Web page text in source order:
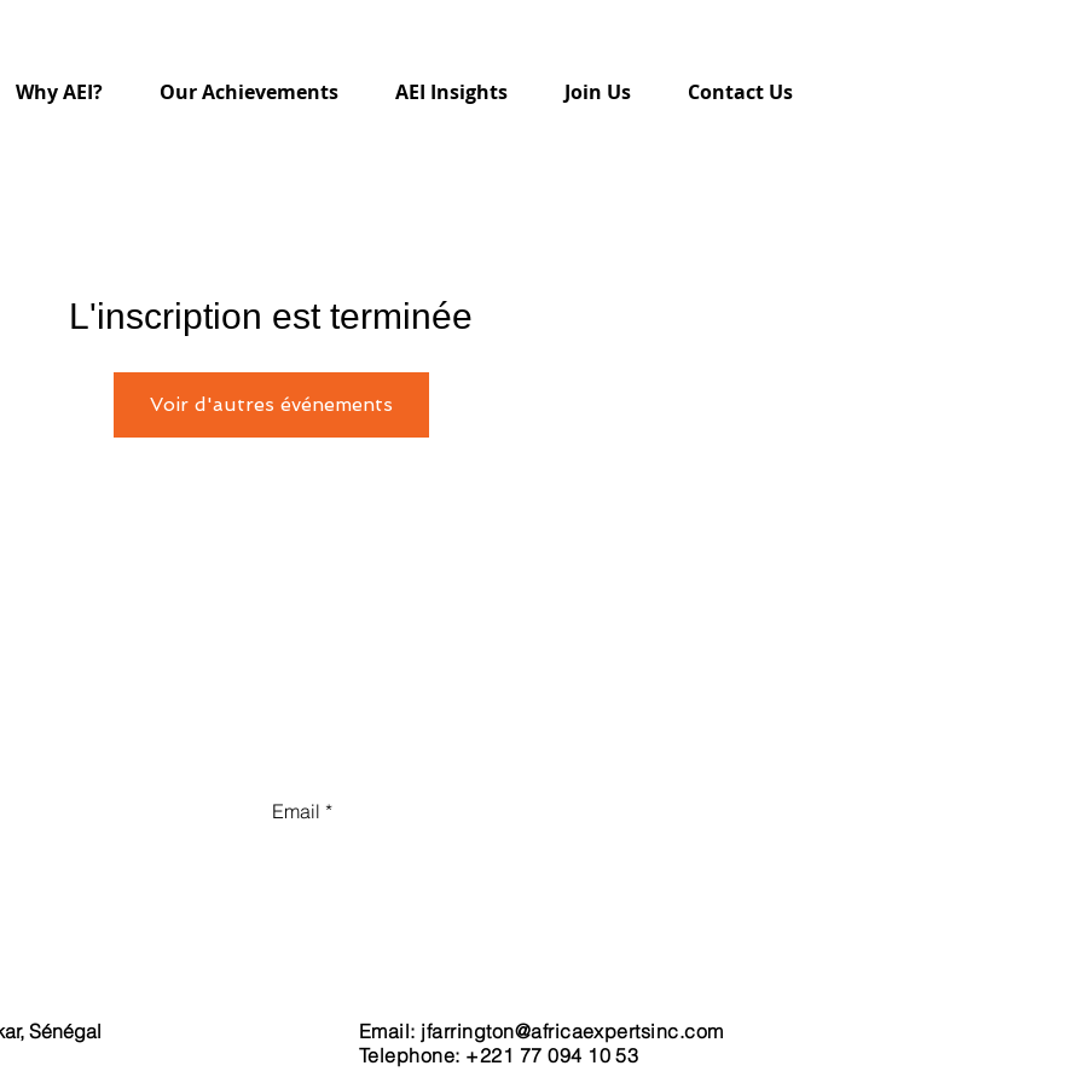
Why AEI? Our Achievements AEI Insights Join Us Contact Us
L'inscription est terminée
Voir d'autres événements
Sénégal Email: jfarrington@africaexpertsinc.com
Telephone: +221 77 094 10 53